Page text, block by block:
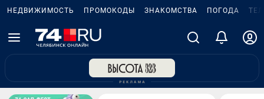
НЕДВИЖИМОСТЬ ПРОМОКОДЫ ЗНАКОМСТВА ПОГОДА